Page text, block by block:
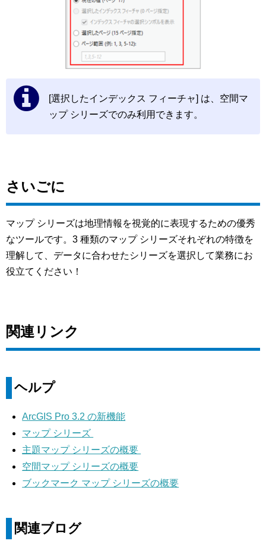
[選択したインデックス フィーチャ] は、空間マ
ップ シリーズでのみ利用できます。
さいごに
マップ シリーズは地理情報を視覚的に表現するための優秀
なツールです。3 種類のマップ シリーズそれぞれの特徴を
理解して、データに合わせたシリーズを選択して業務にお
役立てください！
関連リンク
ヘルプ
ArcGIS Pro 3.2 の新機能
マップ シリーズ
主題マップ シリーズの概要
空間マップ シリーズの概要
ブックマーク マップ シリーズの概要
関連ブログ